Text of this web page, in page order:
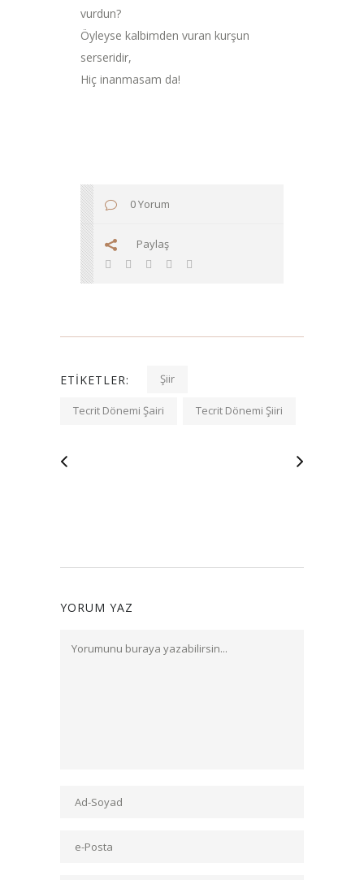
vurdun?
Öyleyse kalbimden vuran kurşun
serseridir,
Hiç inanmasam da!
0 Yorum
Paylaş
ETIKETLER: Şiir
Tecrit Dönemi Şairi Tecrit Dönemi Şiiri
YORUM YAZ